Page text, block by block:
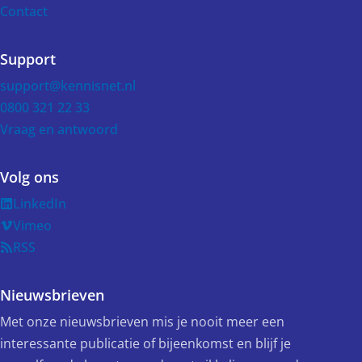
Contact
Support
support@kennisnet.nl
0800 321 22 33
Vraag en antwoord
Volg ons
LinkedIn
Vimeo
RSS
Nieuwsbrieven
Met onze nieuwsbrieven mis je nooit meer een
interessante publicatie of bijeenkomst en blijf je